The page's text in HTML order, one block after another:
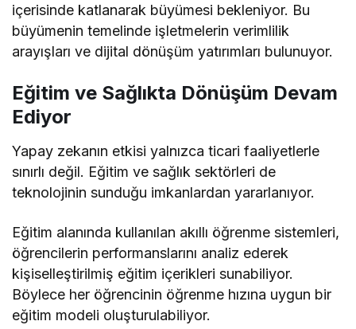
içerisinde katlanarak büyümesi bekleniyor. Bu
büyümenin temelinde işletmelerin verimlilik
arayışları ve dijital dönüşüm yatırımları bulunuyor.
Eğitim ve Sağlıkta Dönüşüm Devam
Ediyor
Yapay zekanın etkisi yalnızca ticari faaliyetlerle
sınırlı değil. Eğitim ve sağlık sektörleri de
teknolojinin sunduğu imkanlardan yararlanıyor.
Eğitim alanında kullanılan akıllı öğrenme sistemleri,
öğrencilerin performanslarını analiz ederek
kişiselleştirilmiş eğitim içerikleri sunabiliyor.
Böylece her öğrencinin öğrenme hızına uygun bir
eğitim modeli oluşturulabiliyor.